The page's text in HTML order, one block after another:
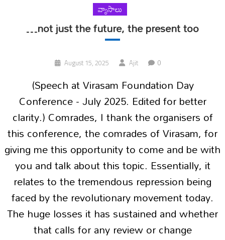
వ్యాసాలు
…not just the future, the present too
August 15, 2025 Ajit 0
(Speech at Virasam Foundation Day
Conference - July 2025. Edited for better
clarity.) Comrades, I thank the organisers of
this conference, the comrades of Virasam, for
giving me this opportunity to come and be with
you and talk about this topic. Essentially, it
relates to the tremendous repression being
faced by the revolutionary movement today.
The huge losses it has sustained and whether
that calls for any review or change